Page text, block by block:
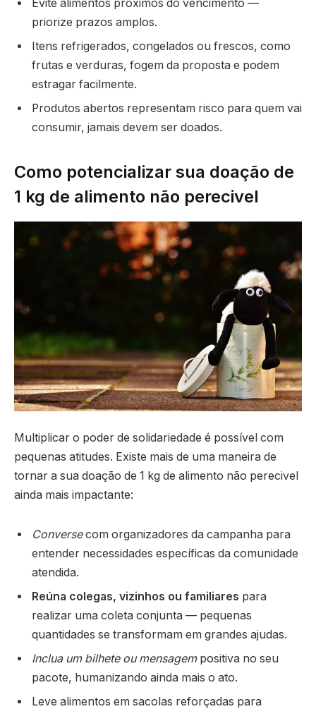
Evite alimentos próximos do vencimento —
priorize prazos amplos.
Itens refrigerados, congelados ou frescos, como
frutas e verduras, fogem da proposta e podem
estragar facilmente.
Produtos abertos representam risco para quem vai
consumir, jamais devem ser doados.
Como potencializar sua doação de
1 kg de alimento não perecivel
Multiplicar o poder de solidariedade é possível com
pequenas atitudes. Existe mais de uma maneira de
tornar a sua doação de 1 kg de alimento não perecivel
ainda mais impactante:
Conversecom organizadores da campanha para
entender necessidades específicas da comunidade
atendida.
Reúna colegas, vizinhos ou familiares para
realizar uma coleta conjunta — pequenas
quantidades se transformam em grandes ajudas.
Inclua um bilhete ou mensagempositiva no seu
pacote, humanizando ainda mais o ato.
Leve alimentos em sacolas reforçadas para